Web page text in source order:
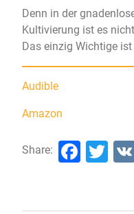
Denn in der
Kultivierung ist es
Das einzig Wichtige
Audible
Amazon
Share: